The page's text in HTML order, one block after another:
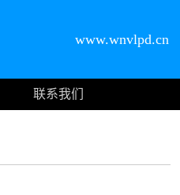
www.wnvlpd.cn
联系我们